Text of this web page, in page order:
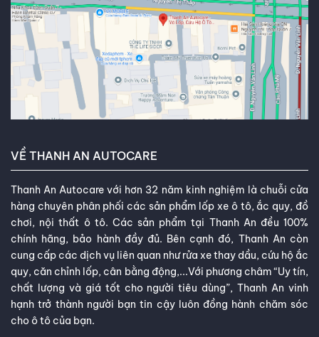
VỀ THANH AN AUTOCARE
Thanh An Autocare với hơn 32 năm kinh nghiệm là chuỗi cửa
hàng chuyên phân phối các sản phẩm lốp xe ô tô, ắc quy, đồ
chơi, nội thất ô tô. Các sản phẩm tại Thanh An đều 100%
chính hãng, bảo hành đầy đủ. Bên cạnh đó, Thanh An còn
cung cấp các dịch vụ liên quan như rửa xe thay dầu, cứu hộ ắc
quy, căn chỉnh lốp, cân bằng động,...Với phương châm “Uy tín,
chất lượng và giá tốt cho người tiêu dùng”, Thanh An vinh
hạnh trở thành người bạn tin cậy luôn đồng hành chăm sóc
cho ô tô của bạn.